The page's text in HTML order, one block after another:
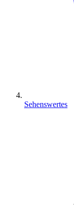
Sehenswertes